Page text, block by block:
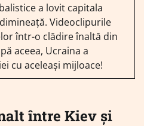
a lovit capitala
Videoclipurile
într-o clădire înaltă din
aceea, Ucraina a
cu aceleași mijloace!
între Kiev și